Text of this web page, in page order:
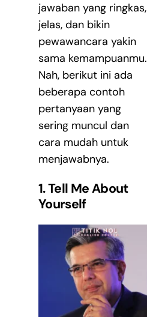
jawaban yang ringkas,
jelas, dan bikin
pewawancara yakin
sama kemampuanmu.
Nah, berikut ini ada
beberapa contoh
pertanyaan yang
sering muncul dan
cara mudah untuk
menjawabnya.
1. Tell Me About
Yourself